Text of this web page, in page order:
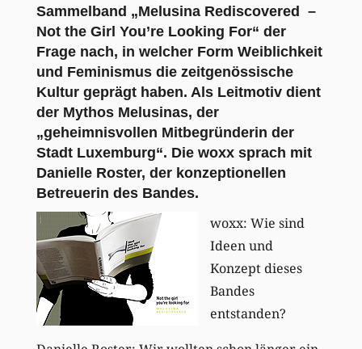
Sammelband „Melusina Rediscovered –
Not the Girl You’re Looking For“ der
Frage nach, in welcher Form Weiblichkeit
und Feminismus die zeitgenössische
Kultur geprägt haben. Als Leitmotiv dient
der Mythos Melusinas, der
„geheimnisvollen Mitbegründerin der
Stadt Luxemburg“. Die woxx sprach mit
Danielle Roster, der konzeptionellen
Betreuerin des Bandes.
woxx: Wie sind
Ideen und
Konzept dieses
Bandes
entstanden?